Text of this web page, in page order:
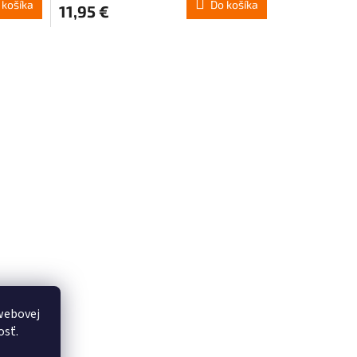
košíka 11,95 € Do košíka